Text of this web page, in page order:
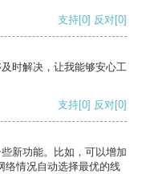
支持[0] 反对[0]
时解决，让我能够安心工
支持[0] 反对[0]
新功能。比如，可以增加
络情况自动选择最优的线